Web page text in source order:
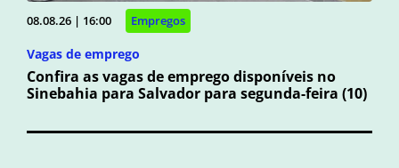
08.08.26 | 16:00 Empregos
Vagas de emprego
Confira as vagas de emprego disponíveis no
Sinebahia para Salvador para segunda-feira (10)